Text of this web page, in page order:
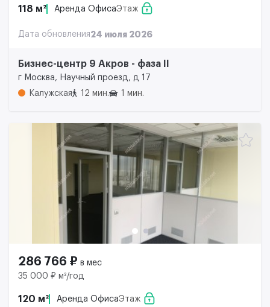
118 м² Аренда ОфисаЭтаж
Дата обновления24 июля 2026
Бизнес-центр 9 Акров - фаза II
г Москва, Научный проезд, д 17
Калужская
12 мин. 1 мин.
286 766 ₽ в мес
35 000 ₽ м²/год
120 м² Аренда ОфисаЭтаж